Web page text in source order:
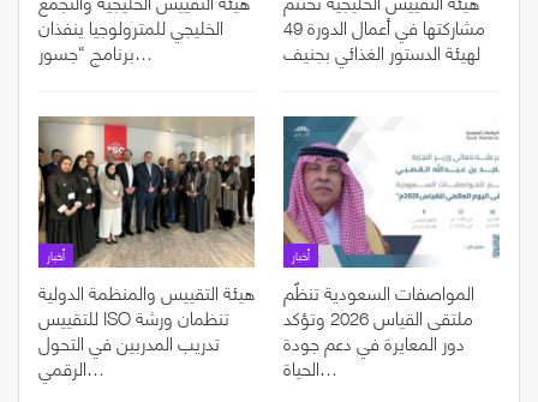
الخليجي للمترولوجيا ينفذان
برنامج “جسور…
مشاركتها في أعمال الدورة 49
لهيئة الدستور الغذائي بجنيف
أخبار
هيئة التقييس والمنظمة الدولية
للتقييس ISO تنظمان ورشة
تدريب المدربين في التحول
الرقمي…
أخبار
المواصفات السعودية تنظّم
ملتقى القياس 2026 وتؤكد
دور المعايرة في دعم جودة
الحياة…